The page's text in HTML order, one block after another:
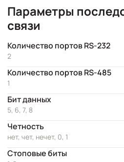
Параметры
связи
Количество портов RS-232
2
Количество портов RS-485
1
Бит данных
5, 6, 7, 8
Четность
нет, чет, нечет, 0, 1
Стоповые биты